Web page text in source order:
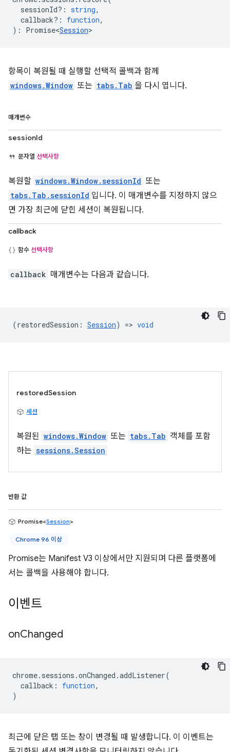
sessionId? : string,
callback? : function,
) : Promise<Session>
항목이 복원될 때 실행할 선택적 콜백과 함께
windows.Window 또는 tabs.Tab 을 다시 엽니다.
매개변수
sessionId
문자열 선택사항
복원할 windows.Window.sessionId 또는
tabs.Tab.sessionId 입니다. 이 매개변수를 지정하지 않으
면 가장 최근에 닫힌 세션이 복원됩니다.
callback
함수 선택사항
callback 매개변수는 다음과 같습니다.
(restoredSession : Session) => void
restoredSession
세션
복원된 windows.Window 또는 tabs.Tab 객체를 포함
하는 sessions.Session
반환 값
Promise<Session>
Chrome 96 이상
Promise는 Manifest V3 이상에서만 지원되며 다른 플랫폼에
서는 콜백을 사용해야 합니다.
이벤트
onChanged
chrome. sessions .onChanged .addListener(
callback : function,
)
최근에 닫은 탭 또는 창이 변경될 때 발생합니다. 이 이벤트는